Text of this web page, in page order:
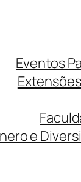
Eventos
e